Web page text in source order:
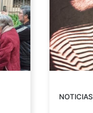
NOTICIAS